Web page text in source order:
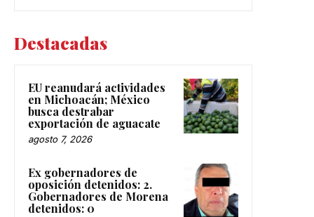
Destacadas
EU reanudará actividades
en Michoacán; México
busca destrabar
exportación de aguacate
agosto 7, 2026
Ex gobernadores de
oposición detenidos: 2.
Gobernadores de Morena
detenidos: 0